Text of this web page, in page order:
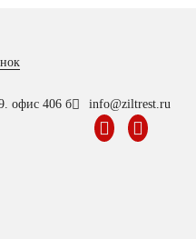
офис 406 б info@ziltrest.ru